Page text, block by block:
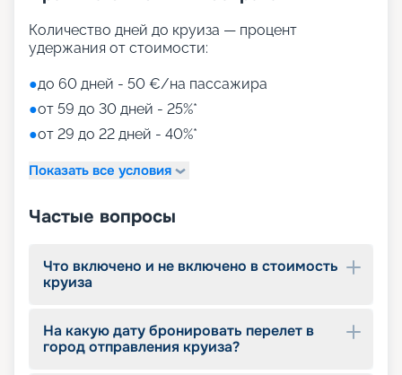
• MSC Aurea Spa – огромный выбор Spa-
процедур на площади 1000 м2;
• игровые зоны от LEGO;
• детский клуб Chicco.
Путешествуйте с
«Круиз.онлайн»
Наша компания предлагает купить путевки на
круизы MSC World Europa не выходя из дома. На
информацию для выбора тура: расписание
круизов на 2026 - 2027 г., характеристики
Опытные специалисты с удовольствием
проконсультируют вас, помогут с оформлением
Количество дней до круиза — процент
удержания от стоимости:
●до 60 дней - 50 €/на пассажира
●от 59 до 30 дней - 25%*
●от 29 до 22 дней - 40%*
Показать все условия
Частые вопросы
Что включено и не включено в стоимость
круиза
На какую дату бронировать перелет в
город отправления круиза?